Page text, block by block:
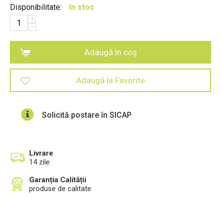
Disponibilitate:
In stoc
+
−
Adaugă în coș
Adaugă la Favorite
Solicită postare în SICAP
Livrare
14 zile
Garanția Calității
produse de calitate